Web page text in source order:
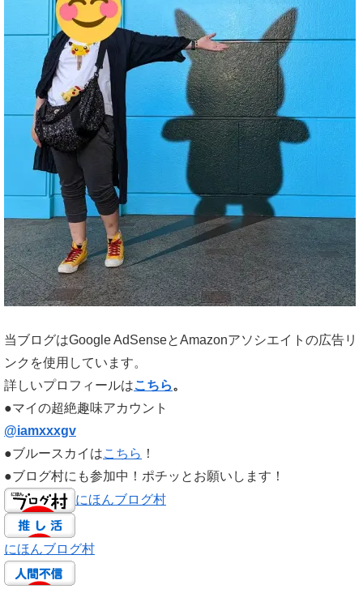
当ブログはGoogle AdSenseとAmazonアソシエイトの広告リ
ンクを使用しています。
詳しいプロフィールはこちら。
●マイの超絶趣味アカウント
@iamxxxgv
●ブルースカイはこちら ！
●ブログ村にも参加中！ポチッとお願いします！
にほんブログ村
にほんブログ村